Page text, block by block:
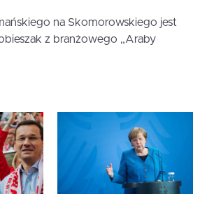
na Skomorowskiego jest
z branżowego „Araby